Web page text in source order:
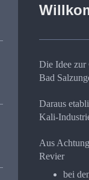
Die Idee zur
Bad
Daraus
Kali-
Aus
Revier
bei